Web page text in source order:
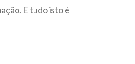
E tudo isto é